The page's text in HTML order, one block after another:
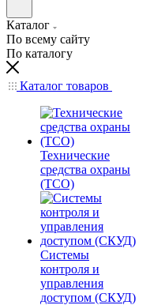
Каталог
По всему сайту
По каталогу
Каталог товаров
Технические
средства охраны
(ТСО)
Системы
контроля и
управления
доступом (СКУД)